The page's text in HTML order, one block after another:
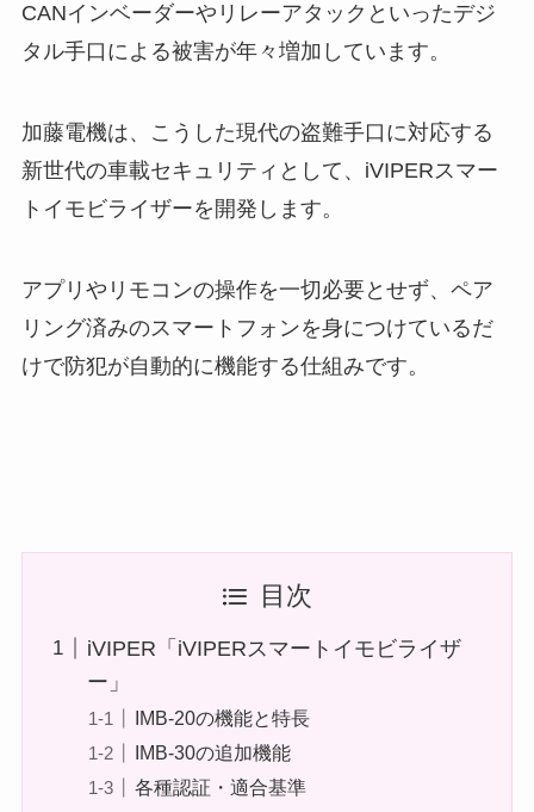
CANインベーダーやリレーアタックといったデジ
タル手口による被害が年々増加しています。
加藤電機は、こうした現代の盗難手口に対応する
新世代の車載セキュリティとして、iVIPERスマー
トイモビライザーを開発します。
アプリやリモコンの操作を一切必要とせず、ペア
リング済みのスマートフォンを身につけているだ
けで防犯が自動的に機能する仕組みです。
目次
iVIPER「iVIPERスマートイモビライザ
ー」
IMB-20の機能と特長
IMB-30の追加機能
各種認証・適合基準